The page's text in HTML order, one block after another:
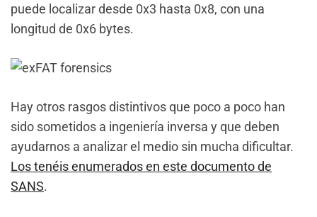
puede localizar desde 0x3 hasta 0x8, con una
longitud de 0x6 bytes.
Hay otros rasgos distintivos que poco a poco han
sido sometidos a ingeniería inversa y que deben
ayudarnos a analizar el medio sin mucha dificultar.
Los tenéis enumerados en este documento de
SANS.